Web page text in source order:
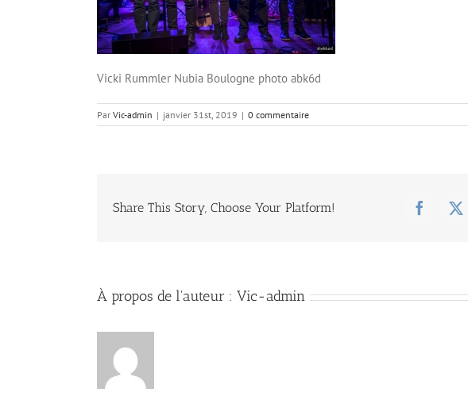
Vicki Rummler Nubia Boulogne photo abk6d
Par Vic-admin | janvier 31st, 2019 | 0 commentaire
Share This Story, Choose Your Platform! Facebook
X
À propos de l'auteur : Vic-admin